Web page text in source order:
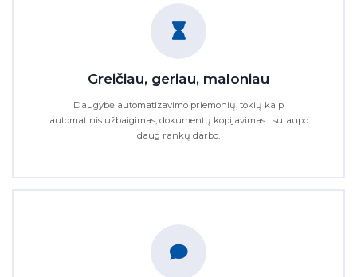
Greičiau, geriau, maloniau
Daugybė automatizavimo priemonių, tokių kaip
automatinis užbaigimas, dokumentų kopijavimas... sutaupo
daug rankų darbo.